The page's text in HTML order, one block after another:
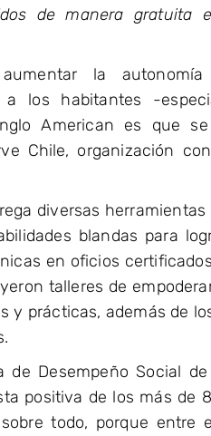
de manera gratuita
la autonomía
a los habitantes -
American es que
Chile, organización
diversas
blandas para
en oficios
talleres de
y prácticas, además de
de Desempeño Social
positiva de los más de
todo, porque